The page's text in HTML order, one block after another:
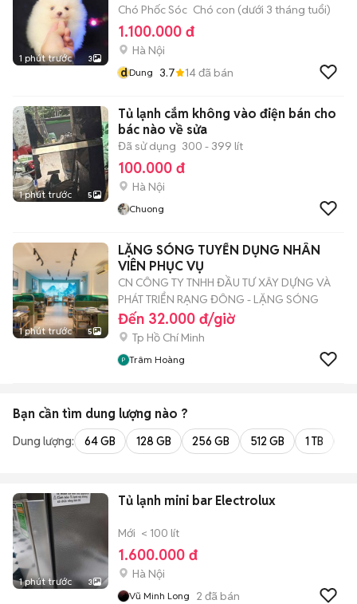
1 phút trước 3
Chó Phốc Sóc Chó con (dưới 3 tháng tuổi)
1.100.000 đ
Hà Nội
dDung 3.7 14đã bán
1 phút trước 5
Tủ lạnh cắm không vào điện bán cho
bác nào về sửa
Đã sử dụng 300 - 399 lít
100.000 đ
Hà Nội
Chuong
1 phút trước 5
LẶNG SÓNG TUYỂN DỤNG NHÂN
VIÊN PHỤC VỤ
CN CÔNG TY TNHH ĐẦU TƯ XÂY DỰNG VÀ
PHÁT TRIỂN RẠNG ĐÔNG - LẶNG SÓNG
Đến 32.000 đ/giờ
Tp Hồ Chí Minh
Trâm Hoàng
Bạn cần tìm dung lượng nào ?
Dung lượng: 64 GB 128 GB 256 GB 512 GB 1 TB
1 phút trước 3
Tủ lạnh mini bar Electrolux
Mới < 100 lít
1.600.000 đ
Hà Nội
Vũ Minh Long 2 đã bán